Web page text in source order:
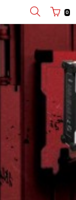
0
หมายเลขคู่ค้า